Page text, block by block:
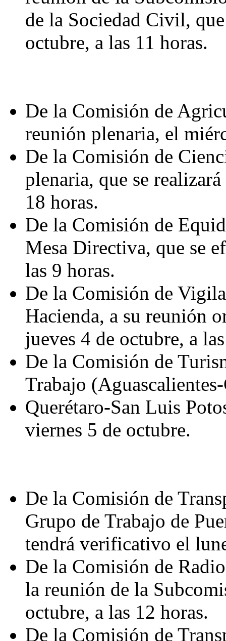
de la Sociedad Civil,
octubre, a las 11 horas.
De la Comisión de
reunión plenaria, el
De la Comisión de
plenaria, que se
18 horas.
De la Comisión de
Mesa Directiva, que se
las 9 horas.
De la Comisión de
Hacienda, a su reunión
jueves 4 de octubre, a
De la Comisión de
Trabajo
Querétaro-San Luis
viernes 5 de octubre.
De la Comisión de
Grupo de Trabajo de
tendrá verificativo el
De la Comisión de
la reunión de la
octubre, a las 12 horas.
De la Comisión de